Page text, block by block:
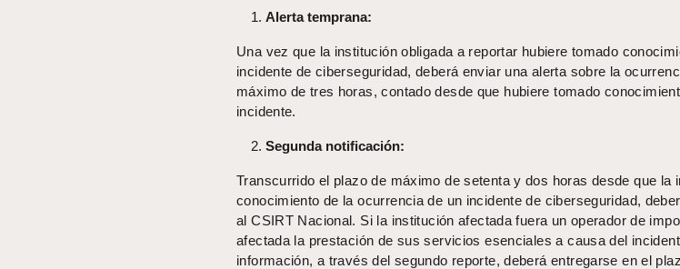
Alerta temprana:
Una vez que la institución obligada a reportar hubiere tomado
incidente de ciberseguridad, deberá enviar una alerta sobre la
máximo de tres horas, contado desde que hubiere tomado
incidente.
Segunda notificación:
Transcurrido el plazo de máximo de setenta y dos horas desde que la
conocimiento de la ocurrencia de un incidente de ciberseguridad,
al CSIRT Nacional. Si la institución afectada fuera un operador de
afectada la prestación de sus servicios esenciales a causa del
información, a través del segundo reporte, deberá entregarse en el